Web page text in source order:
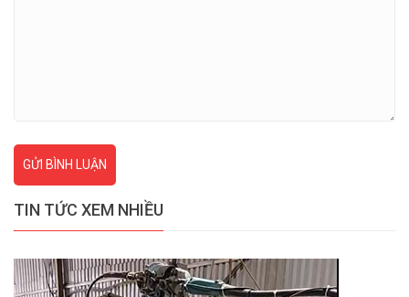
GỬI BÌNH LUẬN
TIN TỨC XEM NHIỀU